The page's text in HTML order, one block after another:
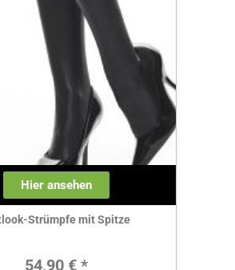
Hier ansehen
Strümpfe mit Spitze
Regulärer Preis:
54,90 € *